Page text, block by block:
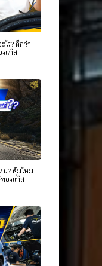
ไร? ดีกว่า
งแก๊ส
ม? คุ้มไหม
องแก๊ส